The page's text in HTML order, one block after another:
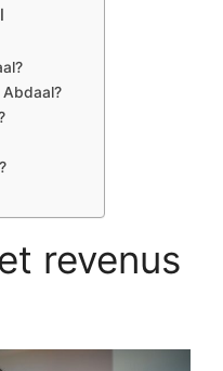
Abdaal?
revenus